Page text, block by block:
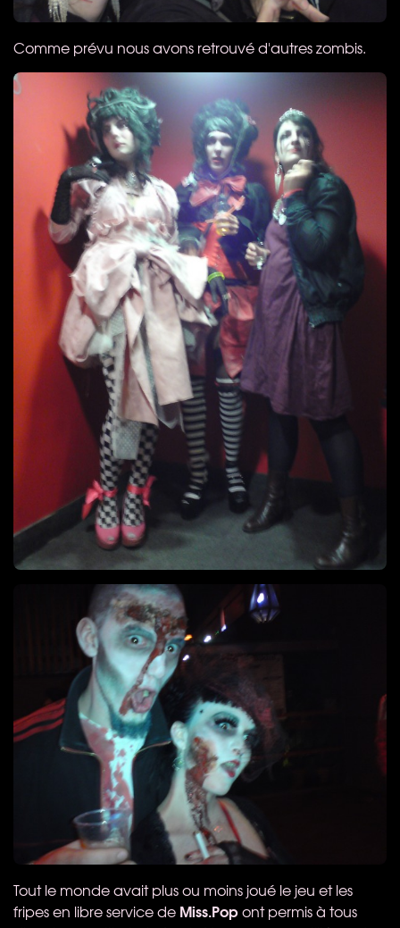
Comme prévu nous avons retrouvé d'autres zombis.
Tout le monde avait plus ou moins joué le jeu et les
fripes en libre service de Miss.Popont permis à tous